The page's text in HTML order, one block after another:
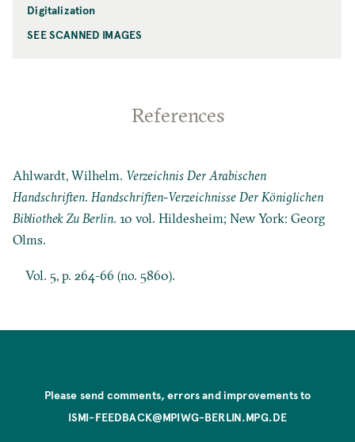
Digitalization
SEE SCANNED IMAGES
References
Ahlwardt, Wilhelm. Verzeichnis Der Arabischen
Handschriften. Handschriften-Verzeichnisse Der Königlichen
Bibliothek Zu Berlin. 10 vol. Hildesheim; New York: Georg
Olms.
Vol. 5, p. 264-66 (no. 5860).
Please send comments, errors and improvements to
ISMI-FEEDBACK@MPIWG-BERLIN.MPG.DE